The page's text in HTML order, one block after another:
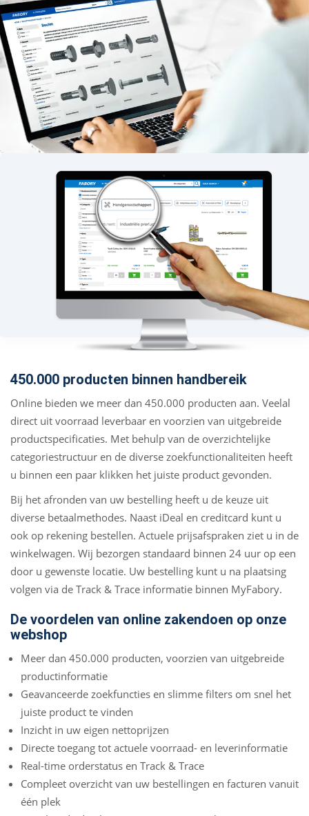
450.000 producten binnen handbereik
Online bieden we meer dan 450.000 producten aan. Veelal
direct uit voorraad leverbaar en voorzien van uitgebreide
productspecificaties. Met behulp van de overzichtelijke
categoriestructuur en de diverse zoekfunctionaliteiten heeft
u binnen een paar klikken het juiste product gevonden.
Bij het afronden van uw bestelling heeft u de keuze uit
diverse betaalmethodes. Naast iDeal en creditcard kunt u
ook op rekening bestellen. Actuele prijsafspraken ziet u in de
winkelwagen. Wij bezorgen standaard binnen 24 uur op een
door u gewenste locatie. Uw bestelling kunt u na plaatsing
volgen via de Track & Trace informatie binnen MyFabory.
De voordelen van online zakendoen op onze
webshop
Meer dan 450.000 producten, voorzien van uitgebreide
productinformatie
Geavanceerde zoekfuncties en slimme filters om snel het
juiste product te vinden
Inzicht in uw eigen nettoprijzen
Directe toegang tot actuele voorraad- en leverinformatie
Real-time orderstatus en Track & Trace
Compleet overzicht van uw bestellingen en facturen vanuit
één plek